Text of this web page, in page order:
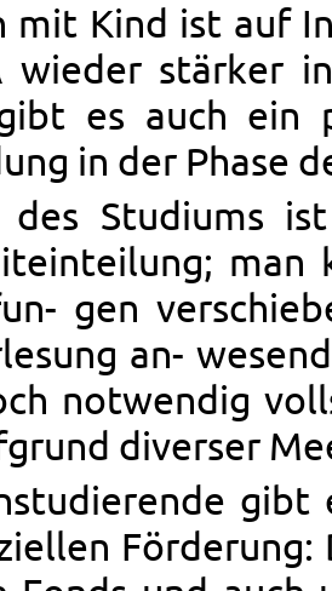
mit Kind ist auf
wieder stärker
es auch ein
in der Phase
des Studi­ums
man
gen
an-
notwendig
di­verser
gibt
Förderung: